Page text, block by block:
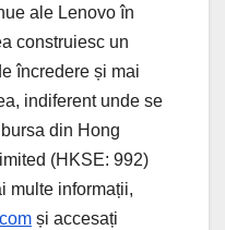
ale Lenovo în
construiesc un
încredere și mai
indiferent unde se
din Hong
(HKSE: 992)
multe informații,
și accesați